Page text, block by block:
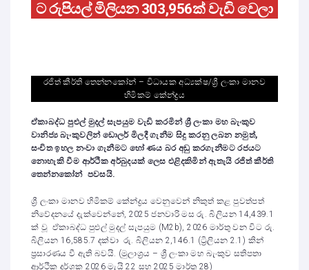
ට රුපියල් මිලියන 303,956ක් වැඩි වෙලා
රජිත් කීර්ති තෙන්නකෝන් – විධායක අධ්‍යක්ෂ/ශ්‍රී ලංකා මානව
හිමිකම් කේන්ද්‍රය
ඒකාබද්ධ පුළුල් මුදල් සැපයුම වැඩි කරමින් ශ්‍රී ලංකා මහ බැංකුව
වානිජ්‍ය බැංකුවලින් ඩොලර් මිලදී ගැනීම සිදු කරනු ලබන නමුත්,
සංචිත ඉහල නංවා ගැනීමට හෝ ණය බර අඩු කරගැනීමට රජයට
නොහැකි වීම ආර්ථික අර්බුදයක් ලෙස එළිදකිමින් ඇතැයි රජිත් කීර්ති
තෙන්නකෝන් පවසයි.
ශ්‍රී ලංකා මානව හිමිකම් කේන්ද්‍රය වෙනුවෙන් නිකුත් කළ පුවත්පත්
නිවේදන‍යේ දැක්වෙන්නේ, 2025 ජනවාරි මස රු. බිලියන 14,439.1
ක් වූ ඒකාබද්ධ පුළුල් මුදල් සැපයුම (M2b), 2026 මාර්තු වන විට රු.
බිලියන 16,585.7 දක්වා රු. බිලියන 2,146.1 (ට්‍රිලියන 2.1) කින්
ප්‍රසාරණය වී ඇති බවයි. (මුලාශ්‍රය – ශ්‍රී ලංකා මහ බැංකුව සතිපතා
ආර්ථික දර්ශක 2026 මැයි 22 සහ 2025 මාර්තු 28)